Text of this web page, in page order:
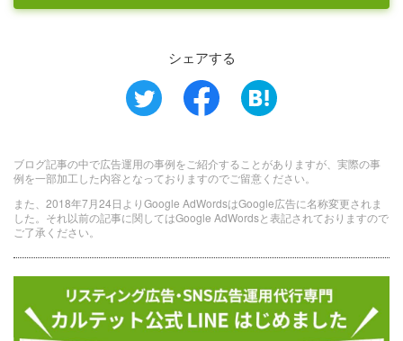
シェアする
ブログ記事の中で広告運用の事例をご紹介することがありますが、実際の事
例を一部加工した内容となっておりますのでご留意ください。
また、2018年7月24日よりGoogle AdWordsはGoogle広告に名称変更されま
した。それ以前の記事に関してはGoogle AdWordsと表記されておりますので
ご了承ください。